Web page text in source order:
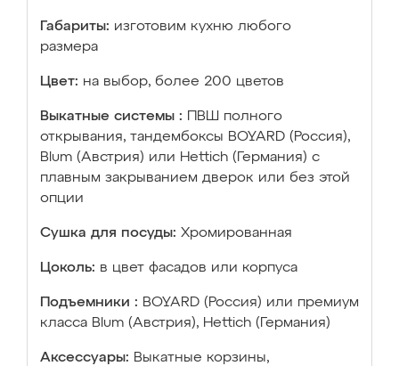
Габариты: изготовим кухню любого
размера
Цвет: на выбор, более 200 цветов
Выкатные системы :
ПВШ полного
открывания, тандембоксы BOYARD (Россия),
Blum (Австрия) или Hettich (Германия) с
плавным закрыванием дверок или без этой
опции
Сушка для посуды: Хромированная
Цоколь: в цвет фасадов или корпуса
Подъемники : BOYARD (Россия) или премиум
класса Blum (Австрия), Hettich (Германия)
Аксессуары: Выкатные корзины,